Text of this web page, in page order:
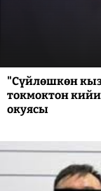
"Сүйлөшкөн
токмоктон
окуясы